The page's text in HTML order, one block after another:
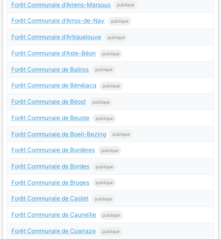
Forêt Communale d'Arrens-Marsous publique
Forêt Communale d'Arros-de-Nay publique
Forêt Communale d'Artiguelouve publique
Forêt Communale d'Aste-Béon publique
Forêt Communale de Baliros publique
Forêt Communale de Bénéjacq publique
Forêt Communale de Béost publique
Forêt Communale de Beuste publique
Forêt Communale de Boeil-Bezing publique
Forêt Communale de Bordères publique
Forêt Communale de Bordes publique
Forêt Communale de Bruges publique
Forêt Communale de Castet publique
Forêt Communale de Cauneille publique
Forêt Communale de Coarraze publique